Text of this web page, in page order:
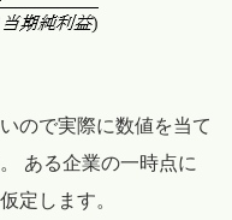
ので実際に数値を当て
ある企業の一時点に
定します。